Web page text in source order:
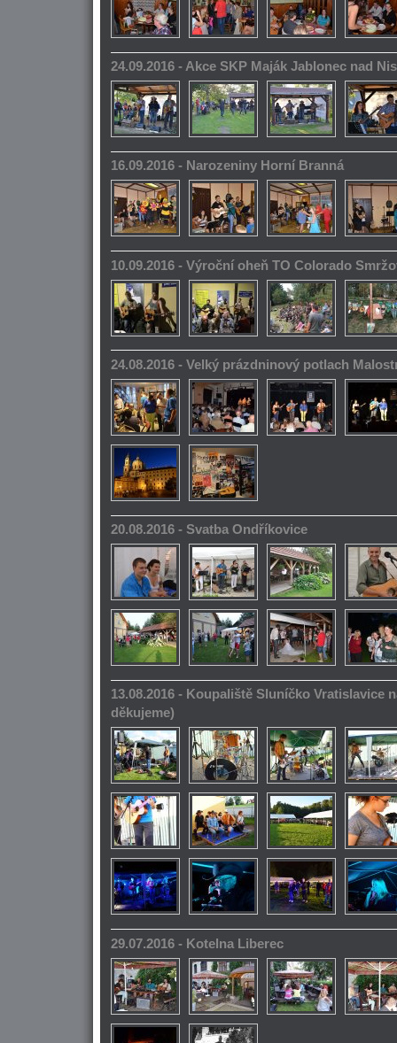
24.09.2016 - Akce SKP Maják Jablonec nad
16.09.2016 - Narozeniny Horní Branná
10.09.2016 - Výroční oheň TO Colorado
24.08.2016 - Velký prázdninový potlach
20.08.2016 - Svatba Ondříkovice
13.08.2016 - Koupaliště Sluníčko Vratislavice
děkujeme)
29.07.2016 - Kotelna Liberec